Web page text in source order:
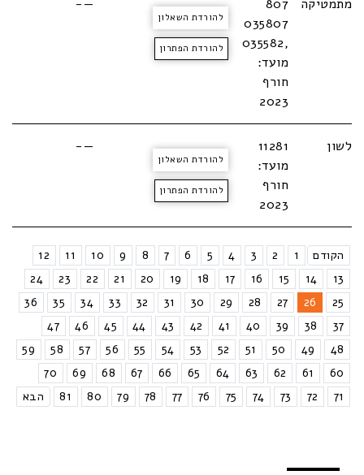
מתמטיקה
807
035807
,035582
מועד:
חורף
2023
להורדת השאלון
להורדת הפתרון
—-
לשון
11281
מועד:
חורף
2023
להורדת השאלון
להורדת הפתרון
—-
הקודם 1
2
3
4
5
6
7
8
9
10
11
12
13
14
15
16
17
18
19
20
21
22
23
24
25
26
27
28
29
30
31
32
33
34
35
36
37
38
39
40
41
42
43
44
45
46
47
48
49
50
51
52
53
54
55
56
57
58
59
60
61
62
63
64
65
66
67
68
69
70
71
72
73
74
75
76
77
78
79
80
81 הבא